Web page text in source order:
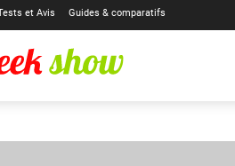
et Avis Guides & comparatifs